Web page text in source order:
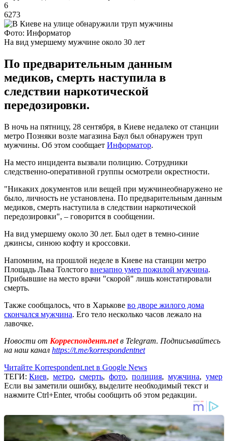
6
6273
Фото: Информатор
На вид умершему мужчине около 30 лет
По предварительным данным
медиков, смерть наступила в
следствии наркотической
передозировки.
В ночь на пятницу, 28 сентября, в Киеве недалеко от станции
метро Позняки возле магазина Баул был обнаружен труп
мужчины. Об этом сообщает Информатор.
На место инцидента вызвали полицию. Сотрудники
следственно-оперативной группы осмотрели окрестности.
"Никаких документов или вещей при мужчинеобнаружено не
было, личность не установлена. По предварительным данным
медиков, смерть наступила в следствии наркотической
передозировки", – говорится в сообщении.
На вид умершему около 30 лет. Был одет в темно-синие
джинсы, синюю кофту и кроссовки.
Напомним, на прошлой неделе в Киеве на станции метро
Площадь Льва Толстого внезапно умер пожилой мужчина.
Прибывшие на место врачи "скорой" лишь констатировали
смерть.
Также сообщалось, что в Харькове во дворе жилого дома
скончался мужчина. Его тело несколько часов лежало на
лавочке.
Новости от Корреспондент.netв Telegram. Подписывайтесь
на наш канал https://t.me/korrespondentnet
Читайте Korrespondent.net в Google News
ТЕГИ: Киев, метро, смерть, фото, полиция, мужчина, умер
Если вы заметили ошибку, выделите необходимый текст и
нажмите Ctrl+Enter, чтобы сообщить об этом редакции.